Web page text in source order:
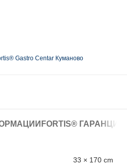
Gastro Centar Куманово
FORTIS®
33 × 170 cm